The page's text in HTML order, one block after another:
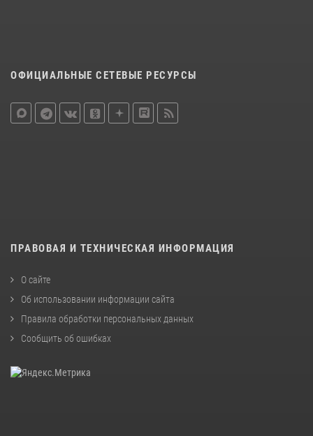
ОФИЦИАЛЬНЫЕ СЕТЕВЫЕ РЕСУРСЫ
ПРАВОВАЯ И ТЕХНИЧЕСКАЯ ИНФОРМАЦИЯ
О сайте
Об использовании информации сайта
Правила обработки персональных данных
Сообщить об ошибках